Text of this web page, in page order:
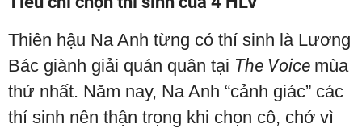
Thiên hậu Na Anh từng có thí sinh là Lương
Bác giành giải quán quân tại The Voice mùa
thứ nhất. Năm nay, Na Anh “cảnh giác” các
thí sinh nên thận trọng khi chọn cô, chớ vì